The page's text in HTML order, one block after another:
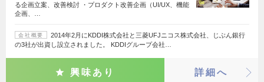
る企画立案、改善検討 ・プロダクト改善企画（UI/UX、機能
企画、…
会社概要
2014年2月にKDDI株式会社と三菱UFJニコス株式会社、じぶん銀行
の3社が出資し設立されました。 KDDIグループ会社…
興味あり 詳細へ